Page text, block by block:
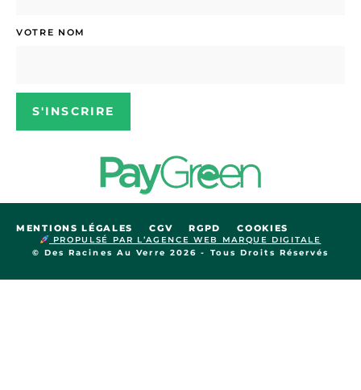
VOTRE NOM
S'INSCRIRE
© Des Racines Au Verre 2026 - Tous Droits Réservés
PROPULSÉ PAR L’AGENCE WEB MARQUE DIGITALE
MENTIONS LÉGALES CGV RGPD COOKIES